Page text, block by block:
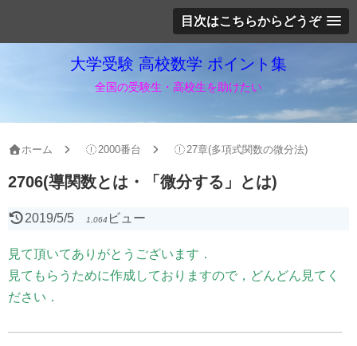
目次はこちらからどうぞ
大学受験 高校数学 ポイント集
全国の受験生・高校生を助けたい
ホーム 2000番台 27章(多項式関数の微分法)
2706(導関数とは・「微分する」とは)
2019/5/5 1,064 ビュー
見て頂いてありがとうございます．
見てもらうために作成しておりますので，どんどん見てく
ださい．